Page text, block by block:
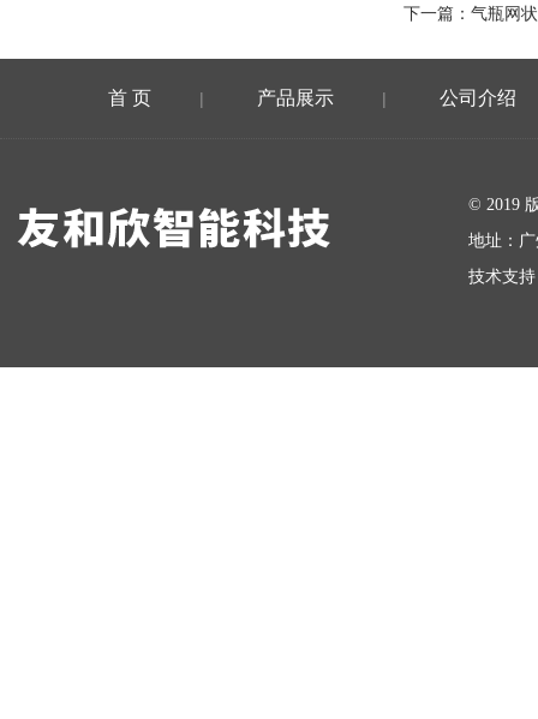
下一篇： 气瓶网
首 页 | 产品展示 | 公司介绍
© 2019
地址：
技术支